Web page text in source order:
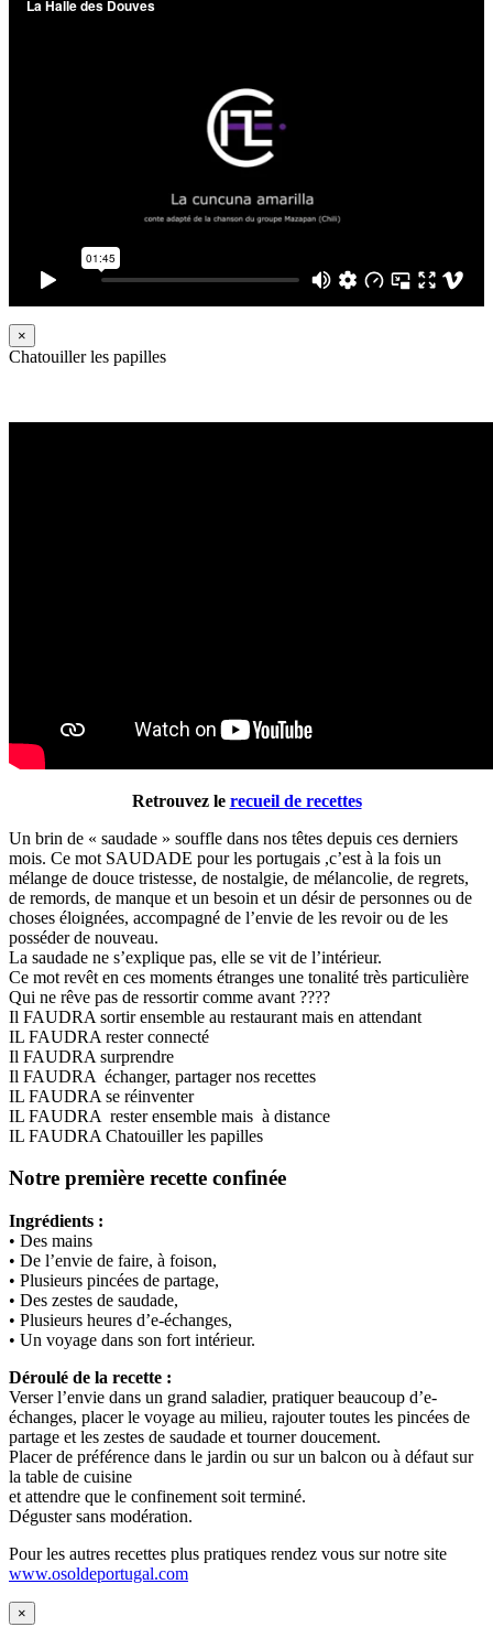
×
Chatouiller les papilles
Retrouvez le recueil de recettes
Un brin de « saudade » souffle dans nos têtes depuis ces derniers
mois. Ce mot SAUDADE pour les portugais ,c’est à la fois un
mélange de douce tristesse, de nostalgie, de mélancolie, de regrets,
de remords, de manque et un besoin et un désir de personnes ou de
choses éloignées, accompagné de l’envie de les revoir ou de les
posséder de nouveau.
La saudade ne s’explique pas, elle se vit de l’intérieur.
Ce mot revêt en ces moments étranges une tonalité très particulière
Qui ne rêve pas de ressortir comme avant ????
Il FAUDRA sortir ensemble au restaurant mais en attendant
IL FAUDRA rester connecté
Il FAUDRA surprendre
Il FAUDRA échanger, partager nos recettes
IL FAUDRA se réinventer
IL FAUDRA rester ensemble mais à distance
IL FAUDRA Chatouiller les papilles
Notre première recette confinée
Ingrédients :
• Des mains
• De l’envie de faire, à foison,
• Plusieurs pincées de partage,
• Des zestes de saudade,
• Plusieurs heures d’e-échanges,
• Un voyage dans son fort intérieur.
Déroulé de la recette :
Verser l’envie dans un grand saladier, pratiquer beaucoup d’e-
échanges, placer le voyage au milieu, rajouter toutes les pincées de
partage et les zestes de saudade et tourner doucement.
Placer de préférence dans le jardin ou sur un balcon ou à défaut sur
la table de cuisine
et attendre que le confinement soit terminé.
Déguster sans modération.
Pour les autres recettes plus pratiques rendez vous sur notre site
www.osoldeportugal.com
×